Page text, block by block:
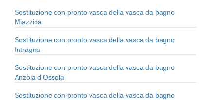
Sostituzione con pronto vasca della vasca da bagno
Miazzina
Sostituzione con pronto vasca della vasca da bagno
Intragna
Sostituzione con pronto vasca della vasca da bagno
Anzola d'Ossola
Sostituzione con pronto vasca della vasca da bagno